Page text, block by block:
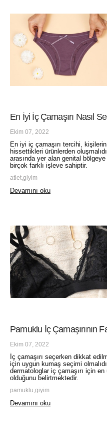
En İyi İç Çamaşırı Nasıl
Ekim 07, 2022
En iyi iç çamaşırı tercihi,
hissettikleri ürünlerden
arasında yer alan genital
birçok farklı işleve sahiptir.
atlet,giyim
Devamını oku
Pamuklu İç Çamaşırının
Ekim 07, 2022
İç çamaşırı seçerken dikkat
için uygun kumaş seçimi
dermatologlar iç çamaşırı için
olduğunu belirtmektedir.
pamuklu,giyim
Devamını oku